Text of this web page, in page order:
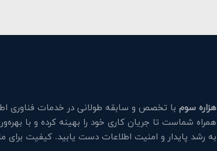
هزاره سومبا تخصص و سابقه طولانی در خدمات فناوری
همراه شماست تا جریان کاری خود را بهینه کرده و با
به رشد پایدار و امنیت اطلاعات دست یابید. کیفیت